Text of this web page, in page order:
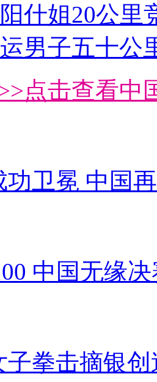
什姐20公里
男子五十公
点击查看中
功卫冕 中国
中国无缘
子拳击摘银